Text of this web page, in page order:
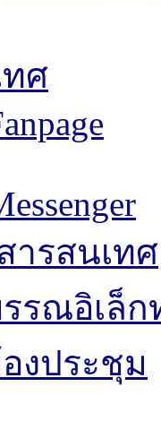
ศ
รสนเทศ
รณอิเล็
งประชุม